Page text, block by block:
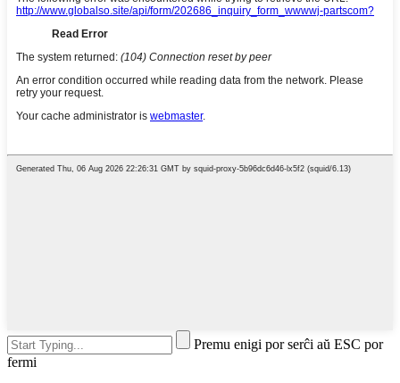
Premu enigi por serĉi aŭ ESC por
fermi